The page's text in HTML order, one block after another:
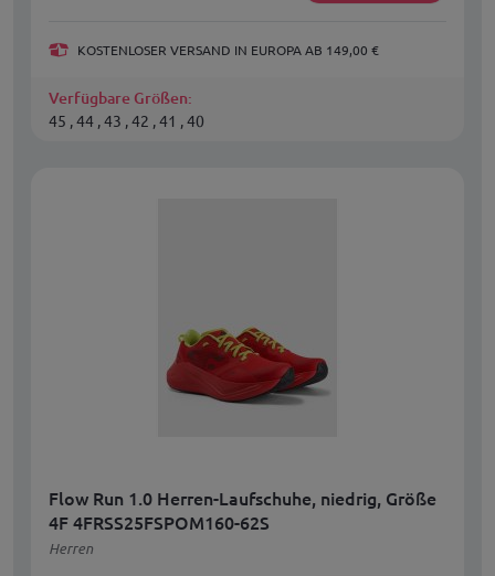
KOSTENLOSER VERSAND IN EUROPA AB 149,00 €
Verfügbare Größen:
45 , 44 , 43 , 42 , 41 , 40
Flow Run 1.0 Herren-Laufschuhe, niedrig, Größe
4F 4FRSS25FSPOM160-62S
Herren